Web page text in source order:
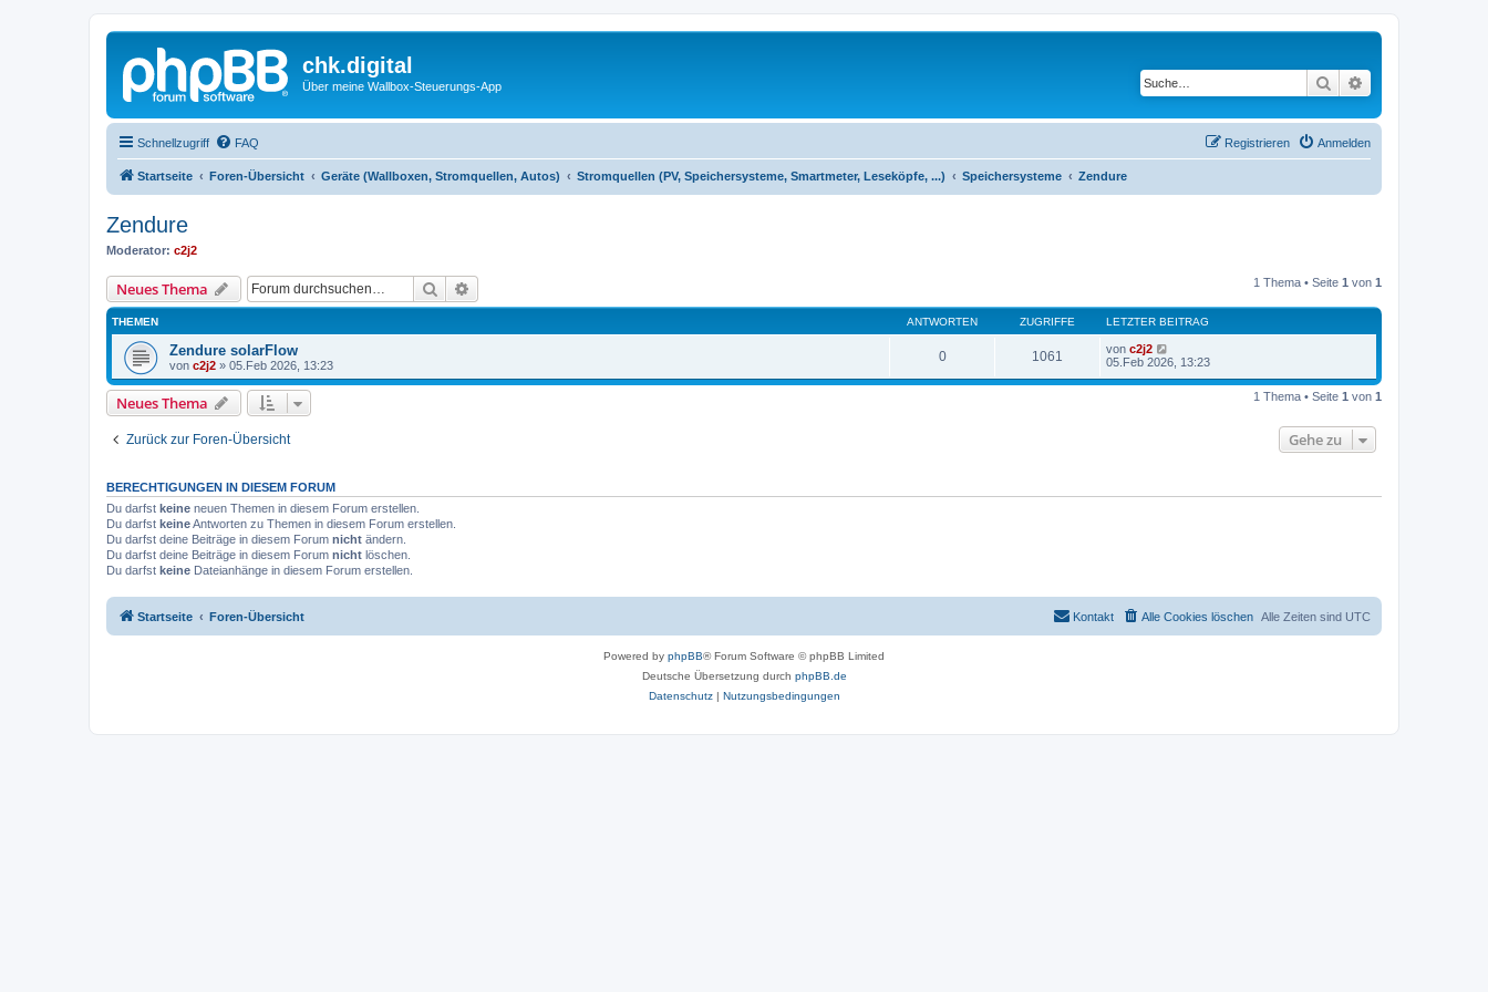
chk.digital
Über meine Wallbox-Steuerungs-App Suche
Schnellzugriff FAQ Anmelden
Registrieren
Startseite Foren-Übersicht Geräte (Wallboxen, Stromquellen, Autos) Stromquellen (PV, Speichersysteme, Smartmeter, Leseköpfe, ...) Speichersysteme Zendure
Zendure
Moderator: c2j2
Neues Thema Suche 1 Thema • Seite 1 von 1
THEMEN ANTWORTEN ZUGRIFFE LETZTER BEITRAG
Zendure solarFlow
von c2j2 » 05.Feb 2026, 13:23
0 1061 von c2j2
05.Feb 2026, 13:23
Neues Thema 1 Thema • Seite 1 von 1
Zurück zur Foren-Übersicht Gehe zu
BERECHTIGUNGEN IN DIESEM FORUM
Du darfst keine neuen Themen in diesem Forum erstellen.
Du darfst keineAntworten zu Themen in diesem Forum erstellen.
Du darfst deine Beiträge in diesem Forum nicht ändern.
Du darfst deine Beiträge in diesem Forum nicht löschen.
Du darfst keine Dateianhänge in diesem Forum erstellen.
Startseite Foren-Übersicht Alle Zeiten sind UTC
Alle Cookies löschen
Kontakt
Powered by phpBB® Forum Software © phpBB Limited
Deutsche Übersetzung durch phpBB.de
Datenschutz| Nutzungsbedingungen